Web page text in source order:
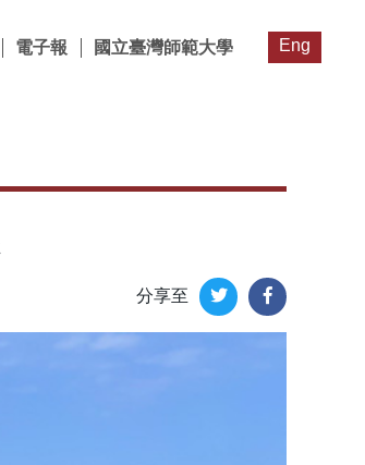
電子報 國立臺灣師範大學 Eng
分享至